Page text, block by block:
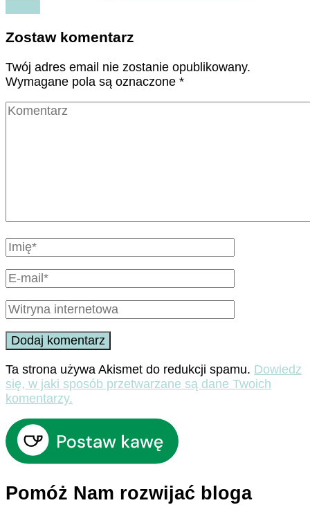
Zostaw komentarz
Twój adres email nie zostanie opublikowany.
Wymagane pola są oznaczone *
Ta strona używa Akismet do redukcji spamu. Dowiedz
się, w jaki sposób przetwarzane są dane Twoich
komentarzy.
Pomóż Nam rozwijać bloga